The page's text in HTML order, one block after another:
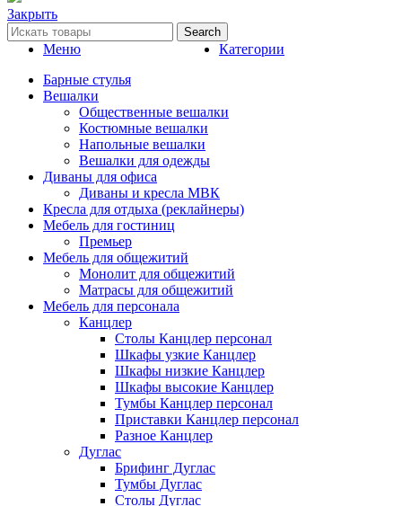
Закрыть
Search
Меню
Категории
Барные стулья
Вешалки
Общественные вешалки
Костюмные вешалки
Напольные вешалки
Вешалки для одежды
Диваны для офиса
Диваны и кресла МВК
Кресла для отдыха (реклайнеры)
Мебель для гостиниц
Премьер
Мебель для общежитий
Монолит для общежитий
Матрасы для общежитий
Мебель для персонала
Канцлер
Столы Канцлер персонал
Шкафы узкие Канцлер
Шкафы низкие Канцлер
Шкафы высокие Канцлер
Тумбы Канцлер персонал
Приставки Канцлер персонал
Разное Канцлер
Дуглас
Брифинг Дуглас
Тумбы Дуглас
Столы Дуглас